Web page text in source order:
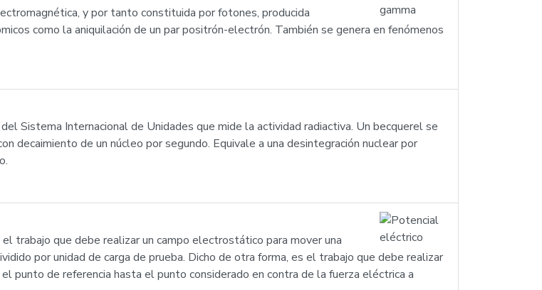
y por tanto constituida por fotones, producida
como la aniquilación de un par positrón-electrón. También se genera en fenómenos
Sistema Internacional de Unidades que mide la actividad radiactiva. Un becquerel se
decaimiento de un núcleo por segundo. Equivale a una desintegración nuclear por
trabajo que debe realizar un campo electrostático para mover una
por unidad de carga de prueba. Dicho de otra forma, es el trabajo que debe realizar
punto de referencia hasta el punto considerado en contra de la fuerza eléctrica a